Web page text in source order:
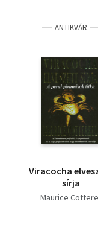
ANTIKVÁR
Viracocha
sírja
Maurice